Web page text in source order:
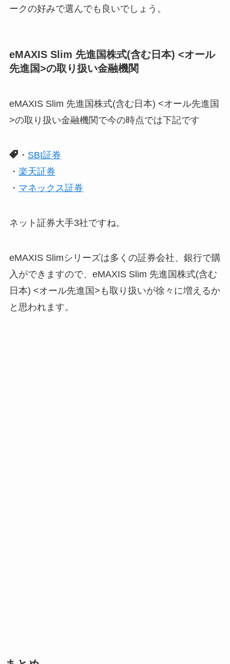
ークの好みで選んでも良いでしょう。
eMAXIS Slim 先進国株式(含む日本) <オール
先進国>の取り扱い金融機関
eMAXIS Slim 先進国株式(含む日本) <オール先進国
>の取り扱い金融機関で今の時点では下記です
・ SBI証券
・ 楽天証券
・ マネックス証券
ネット証券大手3社ですね。
eMAXIS Slimシリーズは多くの証券会社、銀行で購
入ができますので、eMAXIS Slim 先進国株式(含む
日本) <オール先進国>も取り扱いが徐々に増えるか
と思われます。